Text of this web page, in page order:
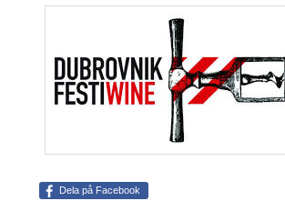
Dela på Facebook